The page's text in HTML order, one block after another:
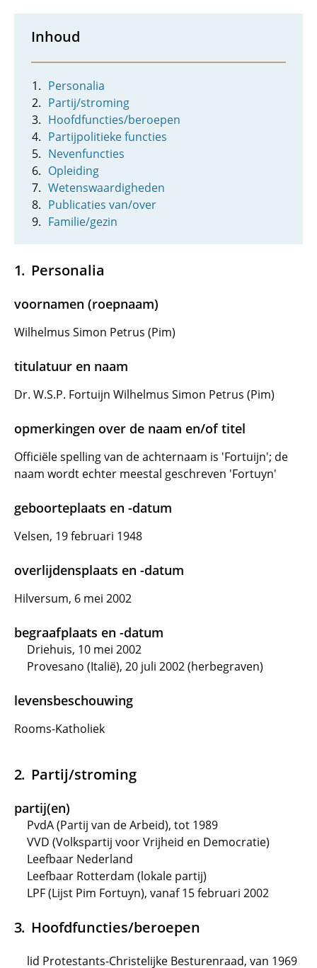
Inhoud
Personalia
Partij/stroming
Hoofdfuncties/beroepen
Partijpolitieke functies
Nevenfuncties
Opleiding
Wetenswaardigheden
Publicaties van/over
Familie/gezin
Personalia
voornamen (roepnaam)
Wilhelmus Simon Petrus (Pim)
titulatuur en naam
Dr. W.S.P. Fortuijn Wilhelmus Simon Petrus (Pim)
opmerkingen over de naam en/of titel
Officiële spelling van de achternaam is 'Fortuijn'; de
naam wordt echter meestal geschreven 'Fortuyn'
geboorteplaats en -datum
Velsen, 19 februari 1948
overlijdensplaats en -datum
Hilversum, 6 mei 2002
begraafplaats en -datum
Driehuis, 10 mei 2002
Provesano (Italië), 20 juli 2002 (herbegraven)
levensbeschouwing
Rooms-Katholiek
Partij/stroming
partij(en)
PvdA (Partij van de Arbeid), tot 1989
VVD (Volkspartij voor Vrijheid en Democratie)
Leefbaar Nederland
Leefbaar Rotterdam (lokale partij)
LPF (Lijst Pim Fortuyn), vanaf 15 februari 2002
Hoofdfuncties/beroepen
lid Protestants-Christelijke Besturenraad, van 1969